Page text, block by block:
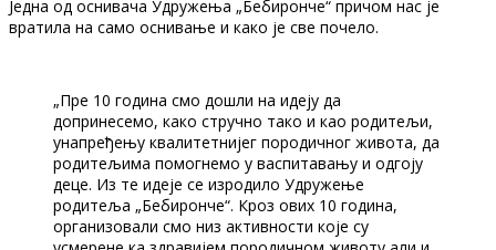
Једна од оснивача Удружења „Бебиронче“ причом нас је
вратила на само оснивање и како је све почело.
„Пре 10 година смо дошли на идеју да
допринесемо, како стручно тако и као родитељи,
унапређењу квалитетнијег породичног живота, да
родитељима помогнемо у васпитавању и одгоју
деце. Из те идеје се изродило Удружење
родитеља „Бебиронче“. Кроз ових 10 година,
организовали смо низ активности које су